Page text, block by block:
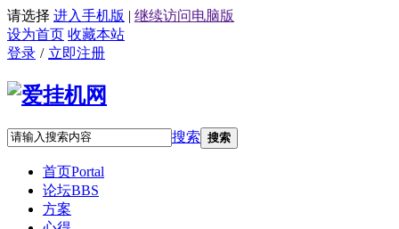
请选择 进入手机版 | 继续访问电脑版
设为首页 收藏本站
登录 / 立即注册
搜索 搜索
首页Portal
论坛BBS
方案